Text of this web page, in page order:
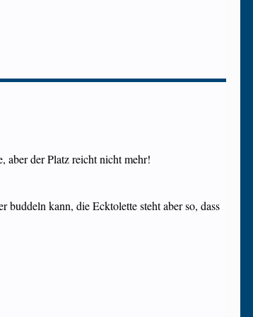
aber der Platz reicht nicht mehr!
buddeln kann, die Ecktolette steht aber so, dass